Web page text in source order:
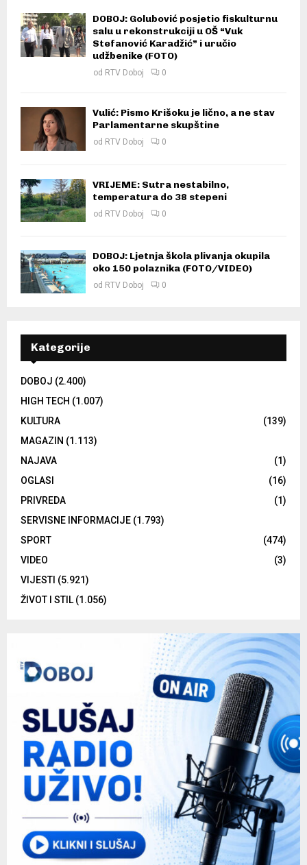
DOBOJ: Golubović posjetio fiskulturnu
salu u rekonstrukciji u OŠ “Vuk
Stefanović Karadžić” i uručio
udžbenike (FOTO)
od RTV Doboj 0
Vulić: Pismo Krišoku je lično, a ne stav
Parlamentarne skupštine
od RTV Doboj 0
VRIJEME: Sutra nestabilno,
temperatura do 38 stepeni
od RTV Doboj 0
DOBOJ: Ljetnja škola plivanja okupila
oko 150 polaznika (FOTO/VIDEO)
od RTV Doboj 0
Kategorije
DOBOJ (2.400)
HIGH TECH (1.007)
KULTURA
(139)
MAGAZIN (1.113)
NAJAVA
(1)
OGLASI
(16)
PRIVREDA
(1)
SERVISNE INFORMACIJE (1.793)
SPORT
(474)
VIDEO
(3)
VIJESTI (5.921)
ŽIVOT I STIL(1.056)